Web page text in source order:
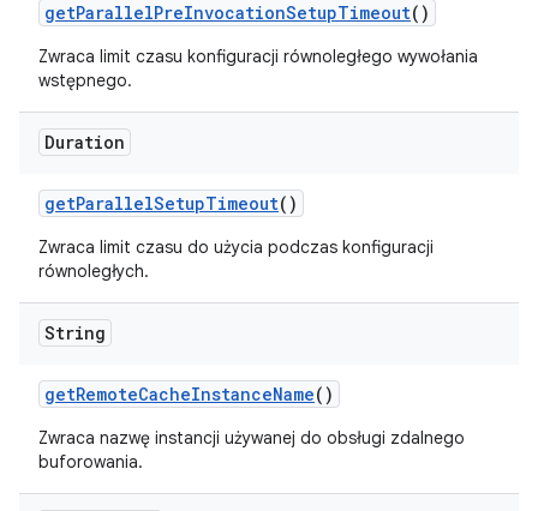
getParallelPreInvocationSetupTimeout()
Zwraca limit czasu konfiguracji równoległego wywołania
wstępnego.
Duration
getParallelSetupTimeout()
Zwraca limit czasu do użycia podczas konfiguracji
równoległych.
String
getRemoteCacheInstanceName()
Zwraca nazwę instancji używanej do obsługi zdalnego
buforowania.